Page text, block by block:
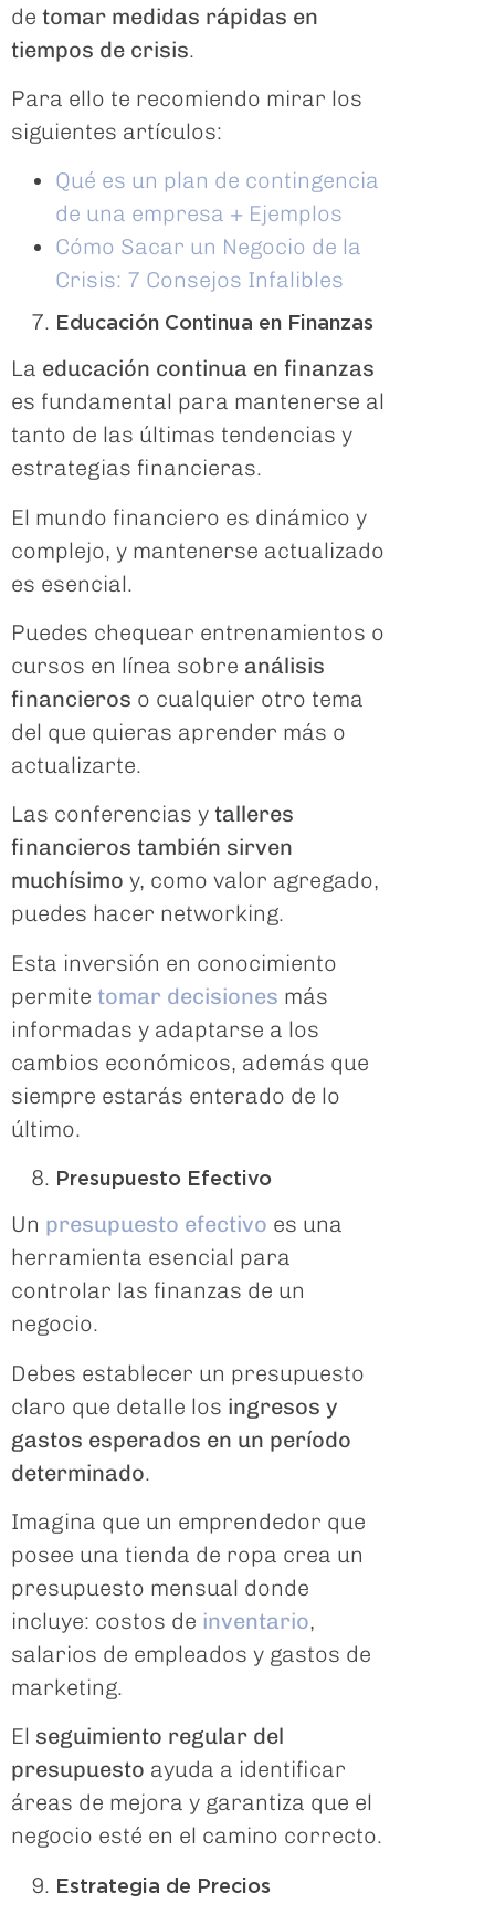
de tomar medidas rápidas en
tiempos de crisis.
Para ello te recomiendo mirar los
siguientes artículos:
Qué es un plan de contingencia
de una empresa + Ejemplos
Cómo Sacar un Negocio de la
Crisis: 7 Consejos Infalibles
Educación Continua en Finanzas
La educación continua en finanzas
es fundamental para mantenerse al
tanto de las últimas tendencias y
estrategias financieras.
El mundo financiero es dinámico y
complejo, y mantenerse actualizado
es esencial.
Puedes chequear entrenamientos o
cursos en línea sobre análisis
financieros o cualquier otro tema
del que quieras aprender más o
actualizarte.
Las conferencias y talleres
financieros también sirven
muchísimo y, como valor agregado,
puedes hacer networking.
Esta inversión en conocimiento
permite tomar decisiones más
informadas y adaptarse a los
cambios económicos, además que
siempre estarás enterado de lo
último.
Presupuesto Efectivo
Un presupuesto efectivo es una
herramienta esencial para
controlar las finanzas de un
negocio.
Debes establecer un presupuesto
claro que detalle los ingresos y
gastos esperados en un período
determinado.
Imagina que un emprendedor que
posee una tienda de ropa crea un
presupuesto mensual donde
incluye: costos de inventario,
salarios de empleados y gastos de
marketing.
El seguimiento regular del
presupuesto ayuda a identificar
áreas de mejora y garantiza que el
negocio esté en el camino correcto.
Estrategia de Precios